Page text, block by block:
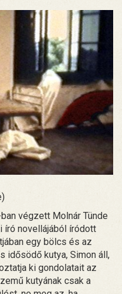
végzett Molnár Tünde
író novellájából íródott
egy bölcs és az
idősödő kutya, Simon áll,
ki gondolatait az
kutyának csak a